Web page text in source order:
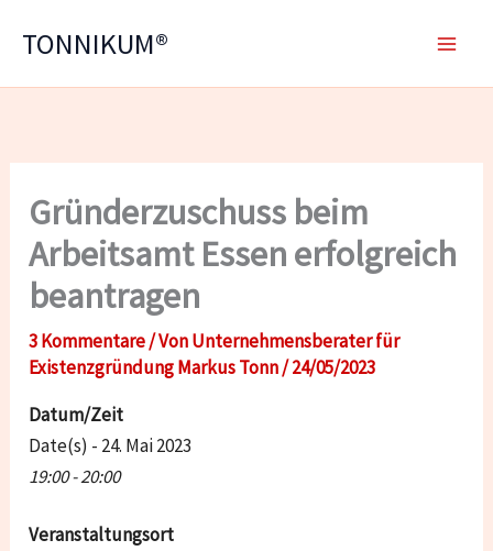
InhaltTONNIKUM®
Gründerzuschuss beim
Arbeitsamt Essen erfolgreich
beantragen
3 Kommentare/ VonUnternehmensberater für
Existenzgründung Markus Tonn/24/05/2023
Datum/Zeit
Date(s) - 24. Mai 2023
19:00 - 20:00
Veranstaltungsort